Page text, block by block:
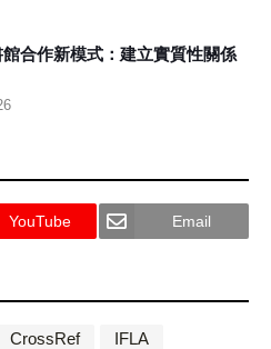
合作新模式：建立實質性關係
YouTube Email
CrossRef
IFLA